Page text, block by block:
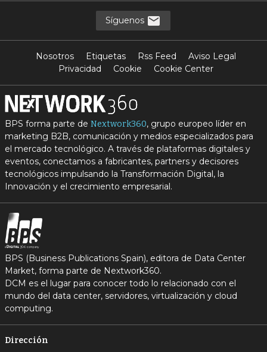
Síguenos
Nosotros Etiquetas Rss Feed
Aviso Legal
Privacidad
Cookie Cookie Center
BPS forma parte de Nextwork360, grupo europeo líder en
marketing B2B, comunicación y medios especializados para
el mercado tecnológico. A través de plataformas digitales y
eventos, conectamos a fabricantes, partners y decisores
tecnológicos impulsando la Transformación Digital, la
Innovación y el crecimiento empresarial.
BPS (Business Publications Spain), editora de Data Center
Market, forma parte de Nextwork360.
DCM es el lugar para conocer todo lo relacionado con el
mundo del data center, servidores, virtualización y cloud
computing.
Dirección